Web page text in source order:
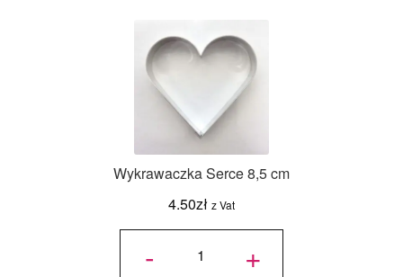
Wykrawaczka Serce 8,5 cm
4.50zł z Vat
-
ilość
Serce 8,5 cm +